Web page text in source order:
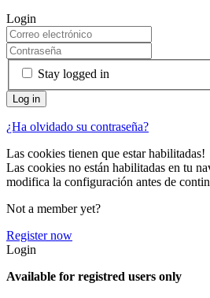
Login
Stay logged in
¿Ha olvidado su contraseña?
Las cookies tienen que estar habilitadas!
Las cookies no están habilitadas en tu
modifica la configuración antes de
Not a member yet?
Register now
Login
Available for registred users only